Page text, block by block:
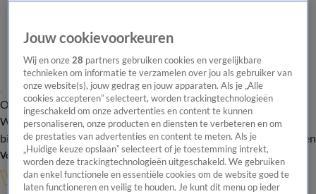
Overzicht Onze programma's Uitzendingen Onze gezichten
In de
WandelgangenInterviewsUitzending
bijwonenPodcastShopVeelgestelde vragenKijkersvraag insturen
Volg Vandaag Inside
Jouw cookievoorkeuren
Wij en onze28 partners gebruiken cookies en vergelijkbare
technieken om informatie te verzamelen over jou als gebruiker van
onze website(s), jouw gedrag en jouw apparaten. Als je „Alle
cookies accepteren” selecteert, worden trackingtechnologieën
ingeschakeld om onze advertenties en content te kunnen
personaliseren, onze producten en diensten te verbeteren en om
de prestaties van advertenties en content te meten. Als je
„Huidige keuze opslaan” selecteert of je toestemming intrekt,
worden deze trackingtechnologieën uitgeschakeld. We gebruiken
dan enkel functionele en essentiële cookies om de website goed te
laten functioneren en veilig te houden. Je kunt dit menu op ieder